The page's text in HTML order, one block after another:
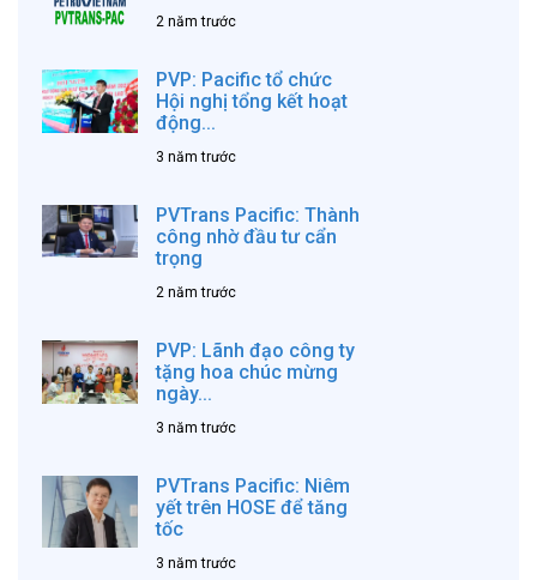
2 năm trước
PVP: Pacific tổ chức
Hội nghị tổng kết hoạt
động...
3 năm trước
PVTrans Pacific: Thành
công nhờ đầu tư cẩn
trọng
2 năm trước
PVP: Lãnh đạo công ty
tặng hoa chúc mừng
ngày...
3 năm trước
PVTrans Pacific: Niêm
yết trên HOSE để tăng
tốc
3 năm trước